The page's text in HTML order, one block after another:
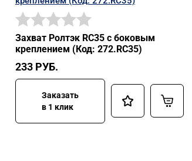
Захват Ролтэк RC35 с боковым
креплением (Код: 272.RC35)
233 РУБ.
Заказать
в 1 клик